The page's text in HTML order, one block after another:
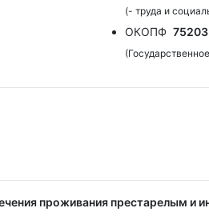
(- труда и
ОКОПФ 75203
проживания престарелым и